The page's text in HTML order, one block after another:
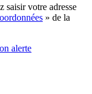
saisir votre adresse
» de la
alerte